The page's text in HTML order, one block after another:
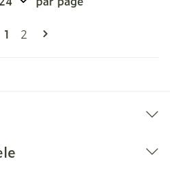
Pages
Vous lisez actuellement la
1 Page
2